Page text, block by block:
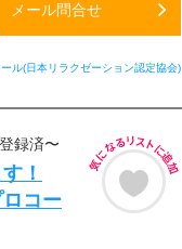
メール問合せ
ル(日本リラクゼーション認定協会)
録済〜
！
ロコー